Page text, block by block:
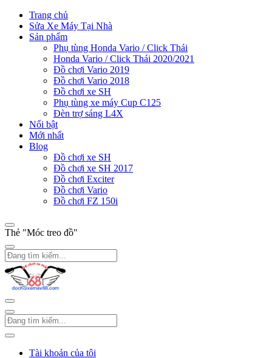
Trang chủ
Sửa Xe Máy Tại Nhà
Sản phẩm
Phụ tùng Honda Vario / Click Thái
Honda Vario / Click Thái 2020/2021
Đồ chơi Vario 2019
Đồ chơi Vario 2018
Đồ chơi xe SH
Phụ tùng xe máy Cup C125
Đèn trợ sáng L4X
Nổi bật
Mới nhất
Blog
Đồ chơi xe SH
Đồ chơi xe SH 2017
Đồ chơi Exciter
Đồ chơi Vario
Đồ chơi FZ 150i
Thẻ "Móc treo đồ"
Tài khoản của tôi